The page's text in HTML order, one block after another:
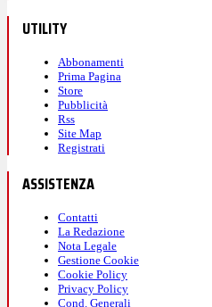
UTILITY
Abbonamenti
Prima Pagina
Store
Pubblicità
Rss
Site Map
Registrati
ASSISTENZA
Contatti
La Redazione
Nota Legale
Gestione Cookie
Cookie Policy
Privacy Policy
Cond. Generali